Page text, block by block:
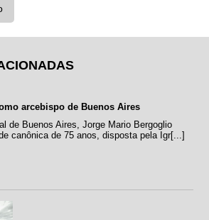
arcebispo de Buenos Aires
de Buenos Aires, Jorge Mario Bergoglio
canônica de 75 anos, disposta pela Igr[...]